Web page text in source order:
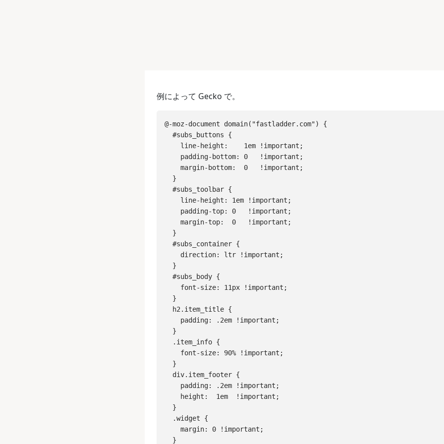
例によって Gecko で。
@-moz-document domain("fastladder.com") {
  #subs_buttons {
    line-height:    1em !important;
    padding-bottom: 0   !important;
    margin-bottom:  0   !important;
  }
  #subs_toolbar {
    line-height: 1em !important;
    padding-top: 0   !important;
    margin-top:  0   !important;
  }
  #subs_container {
    direction: ltr !important;
  }
  #subs_body {
    font-size: 11px !important;
  }
  h2.item_title {
    padding: .2em !important;
  }
  .item_info {
    font-size: 90% !important;
  }
  div.item_footer {
    padding: .2em !important;
    height:  1em  !important;
  }
  .widget {
    margin: 0 !important;
  }